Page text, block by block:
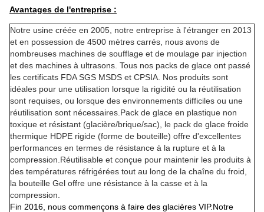
Avantages de l'entreprise :
Notre usine créée en 2005, notre entreprise à l'étranger en 2013
et en possession de 4500 mètres carrés, nous avons de
nombreuses machines de soufflage et de moulage par injection
et des machines à ultrasons. Tous nos packs de glace ont passé
les certificats FDA SGS MSDS et CPSIA. Nos produits sont
idéales pour une utilisation lorsque la rigidité ou la réutilisation
sont requises, ou lorsque des environnements difficiles ou une
réutilisation sont nécessaires.Pack de glace en plastique non
toxique et résistant (glacière/brique/sac), le pack de glace froide
thermique HDPE rigide (forme de bouteille) offre d'excellentes
performances en termes de résistance à la rupture et à la
compression.Réutilisable et conçue pour maintenir les produits à
des températures réfrigérées tout au long de la chaîne du froid,
la bouteille Gel offre une résistance à la casse et à la
compression.
Fin 2016, nous commençons à faire des glacières VIP.Notre